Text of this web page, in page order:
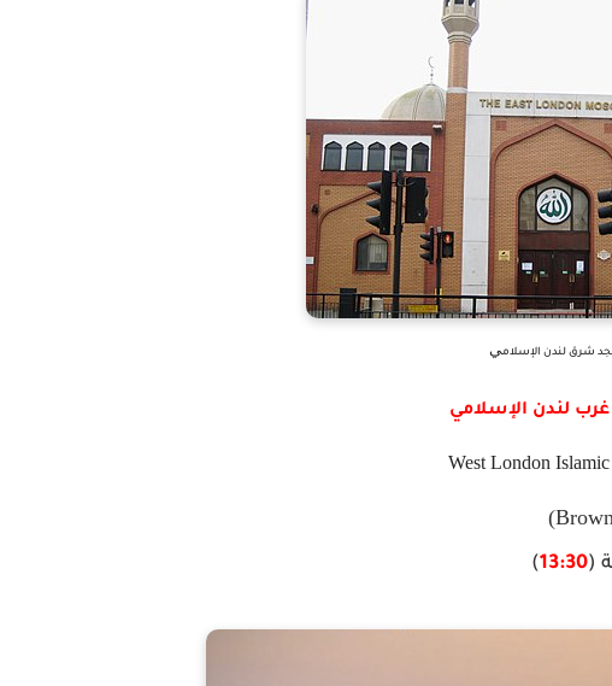
شرق لندن الإسلامي
لندن الإسلامي
West London
(
13:30
)